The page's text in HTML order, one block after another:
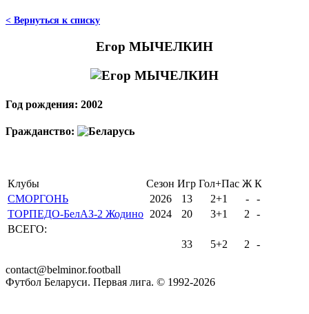
< Вернуться к списку
Егор МЫЧЕЛКИН
Год рождения: 2002
Гражданство:
Клубы Сезон Игр Гол+Пас Ж К
СМОРГОНЬ
2026 13 2+1 -
-
ТОРПЕДО-БелАЗ-2 Жодино 2024 20 3+1 2
-
ВСЕГО:
33
5+2 2 -
contact@belminor.football
Футбол Беларуси. Первая лига. © 1992-2026